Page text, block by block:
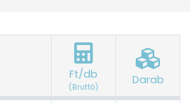
Ft/db
(Bruttó)
Darab